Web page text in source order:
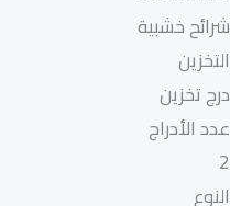
شرائح خشبية
التخزين
درج تخزين
عدد الأدراج
2
النوع